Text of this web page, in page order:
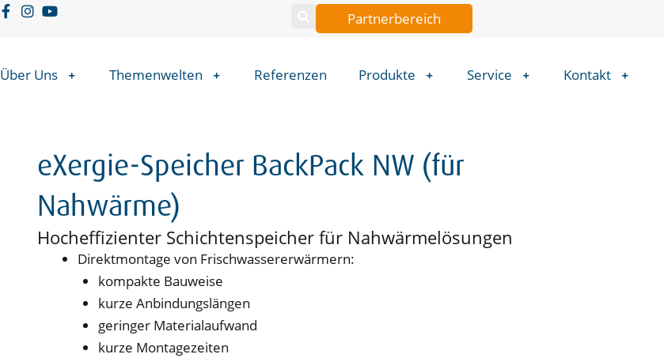
Partnerbereich
Über Uns Themenwelten Referenzen Produkte Service Kontakt
eXergie-Speicher BackPack NW (für
Nahwärme)
Hocheffizienter Schichtenspeicher für Nahwärmelösungen
Direktmontage von Frischwassererwärmern:
kompakte Bauweise
kurze Anbindungslängen
geringer Materialaufwand
kurze Montagezeiten